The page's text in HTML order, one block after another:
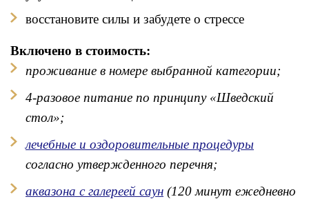
восстановите силы и забудете о стрессе
Включено в стоимость:
проживание в номере выбранной категории;
4-разовое питание по принципу «Шведский
стол»;
лечебные и оздоровительные процедуры
согласно утвержденного перечня;
аквазона с галереей саун (120 минут ежедневно